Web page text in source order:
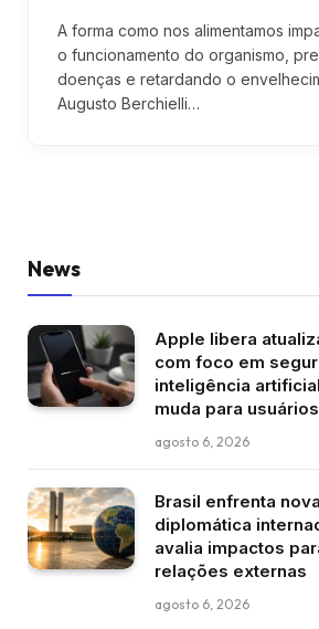
A forma como nos alimentamos
o funcionamento do organismo,
doenças e retardando o
Augusto Berchielli…
News
Apple libera
com foco em
inteligência
muda para
agosto 6, 2026
Brasil enfrenta
diplomática
avalia impactos
relações externas
agosto 6, 2026